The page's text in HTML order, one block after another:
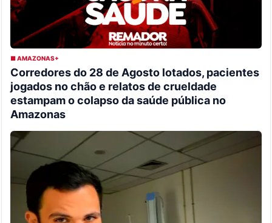
■ AMAZONAS+
Corredores do 28 de Agosto lotados, pacientes
jogados no chão e relatos de crueldade
estampam o colapso da saúde pública no
Amazonas